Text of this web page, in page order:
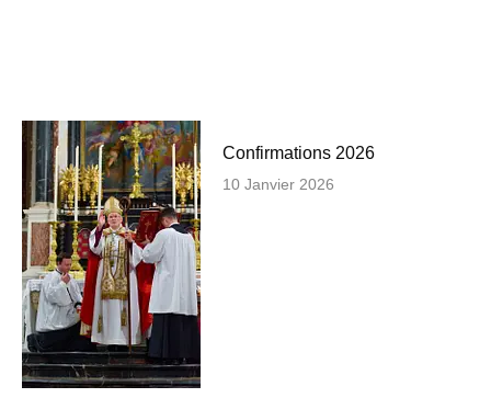
Confirmations 2026
10 Janvier 2026